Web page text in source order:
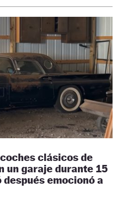
clásicos de
un garaje durante 15
emocionó a